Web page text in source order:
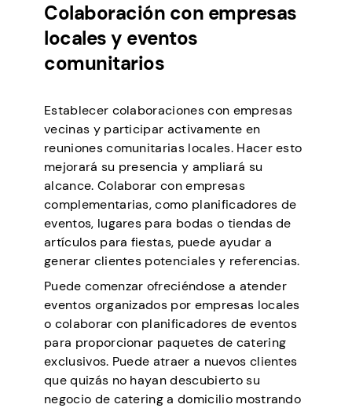
Colaboración con empresas
locales y eventos
comunitarios
Establecer colaboraciones con empresas
vecinas y participar activamente en
reuniones comunitarias locales. Hacer esto
mejorará su presencia y ampliará su
alcance. Colaborar con empresas
complementarias, como planificadores de
eventos, lugares para bodas o tiendas de
artículos para fiestas, puede ayudar a
generar clientes potenciales y referencias.
Puede comenzar ofreciéndose a atender
eventos organizados por empresas locales
o colaborar con planificadores de eventos
para proporcionar paquetes de catering
exclusivos. Puede atraer a nuevos clientes
que quizás no hayan descubierto su
negocio de catering a domicilio mostrando